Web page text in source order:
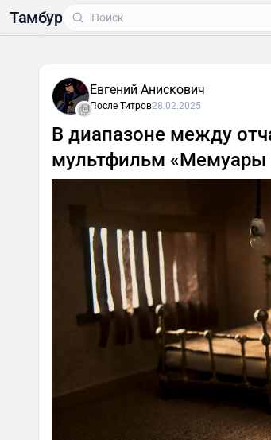
Тамбур
Евгений Анискович
После Титров28.02.2025
В диапазоне между
мультфильм «Мемуары